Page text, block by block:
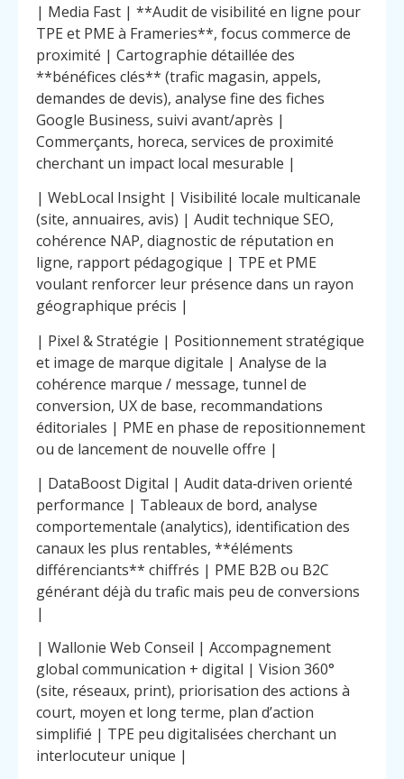
| Media Fast | **Audit de visibilité en ligne pour
TPE et PME à Frameries**, focus commerce de
proximité | Cartographie détaillée des
**bénéfices clés** (trafic magasin, appels,
demandes de devis), analyse fine des fiches
Google Business, suivi avant/après |
Commerçants, horeca, services de proximité
cherchant un impact local mesurable |
| WebLocal Insight | Visibilité locale multicanale
(site, annuaires, avis) | Audit technique SEO,
cohérence NAP, diagnostic de réputation en
ligne, rapport pédagogique | TPE et PME
voulant renforcer leur présence dans un rayon
géographique précis |
| Pixel & Stratégie | Positionnement stratégique
et image de marque digitale | Analyse de la
cohérence marque / message, tunnel de
conversion, UX de base, recommandations
éditoriales | PME en phase de repositionnement
ou de lancement de nouvelle offre |
| DataBoost Digital | Audit data‑driven orienté
performance | Tableaux de bord, analyse
comportementale (analytics), identification des
canaux les plus rentables, **éléments
différenciants** chiffrés | PME B2B ou B2C
générant déjà du trafic mais peu de conversions
|
| Wallonie Web Conseil | Accompagnement
global communication + digital | Vision 360°
(site, réseaux, print), priorisation des actions à
court, moyen et long terme, plan d’action
simplifié | TPE peu digitalisées cherchant un
interlocuteur unique |